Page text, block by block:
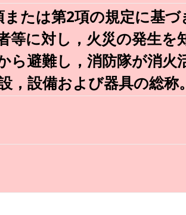
たは第2項の規定に基づ
等に対し，火災の発生を
ら避難し，消防隊が消火
，設備および器具の総称。